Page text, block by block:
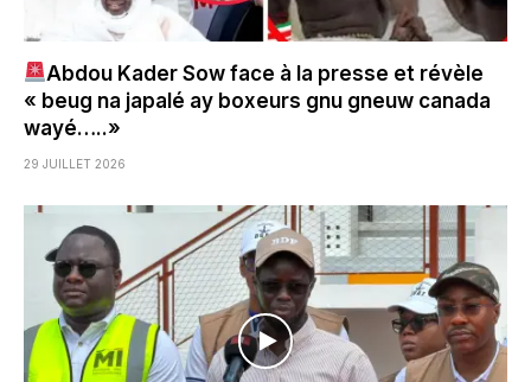
Abdou Kader Sow face à la presse et révèle
« beug na japalé ay boxeurs gnu gneuw canada
wayé…..»
29 JUILLET 2026